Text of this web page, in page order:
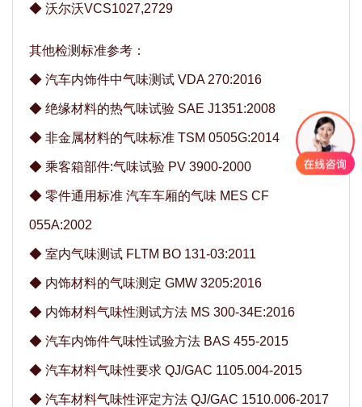
◆ 沃尔沃VCS1027,2729
其他检测标准参考：
◆ 汽车内饰件中气味测试 VDA 270:2016
◆ 绝缘材料的热气味试验 SAE J1351:2008
◆ 非金属材料的气味标准 TSM 0505G:2014
◆ 乘客箱部件:气味试验 PV 3900-2000
◆ 零件通用标准 汽车车厢的气味 MES CF
055A:2002
◆ 室内气味测试 FLTM BO 131-03:2011
◆ 内饰材料的气味测定 GMW 3205:2016
◆ 内饰材料气味性测试方法 MS 300-34E:2016
◆ 汽车内饰件气味性试验方法 BAS 455-2015
◆ 汽车材料气味性要求 QJ/GAC 1105.004-2015
◆ 汽车材料气味性评定方法 QJ/GAC 1510.006-2017